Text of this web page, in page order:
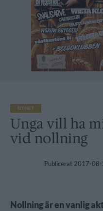
NYHET
Unga vill ha
vid nollning
Publicerat 2017-08-
Nollning är en vanlig